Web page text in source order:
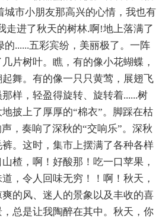
城市小朋友那高兴的心情，我也有
走进了秋天的树林.啊!地上落满了
......五彩宾纷，美丽极了。一阵
片树叶。瞧，有的像小花蝴蝶，
舞。有的像一只只黄莺，展翅飞
样，轻盈得旋转、旋转着......树
披上了厚厚的“棉衣”。脚踩在枯
，奏响了深秋的“交响乐”。深秋
。这时，集市上摆满了各种各样
楂，啊！好酸那！吃一口苹果，
，令人回味无穷！！啊！秋天，
的风、迷人的景象以及丰收的喜
总是让我陶醉在其中。秋天，你